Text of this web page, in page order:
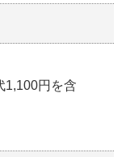
円を含